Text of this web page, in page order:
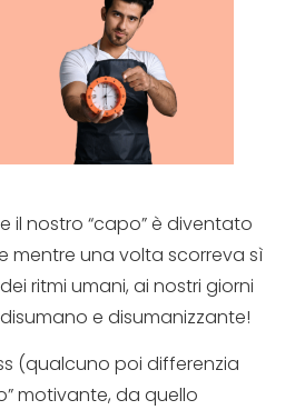
il nostro “capo” è diventato
mentre una volta scorreva sì
ritmi umani, ai nostri giorni
e disumanizzante!
(qualcuno poi differenzia
motivante, da quello